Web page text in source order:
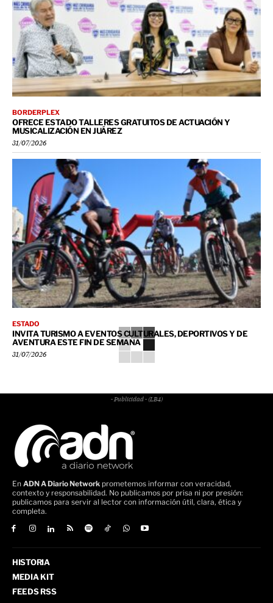
BORDERPLEX
OFRECE ESTADO TALLERES GRATUITOS DE ACTUACIÓN Y
MUSICALIZACIÓN EN JUÁREZ
31/07/2026
ESTADO
INVITA TURISMO A EVENTOS CULTURALES, DEPORTIVOS Y DE
AVENTURA ESTE FIN DE SEMANA
31/07/2026
- Publicidad - (LB4)
En ADN A Diario Network prometemos informar con veracidad,
contexto y responsabilidad. No publicamos por prisa ni por presión:
publicamos para servir al lector con información útil, clara, ética y
completa.
HISTORIA
MEDIA KIT
FEEDS RSS